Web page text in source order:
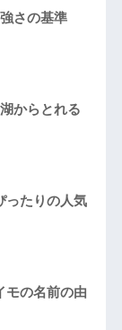
さの基準
からとれる
ったりの人気
モの名前の由